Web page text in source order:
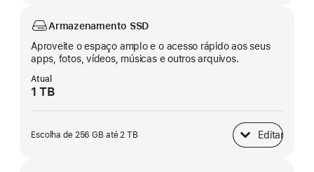
Armazenamento SSD
Aproveite o espaço amplo e o acesso rápido aos seus
apps, fotos, vídeos, músicas e outros arquivos.
Atual
1 TB
Escolha de 256 GB até 2 TB Editar
Armazenamento